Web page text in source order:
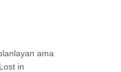
ama
in